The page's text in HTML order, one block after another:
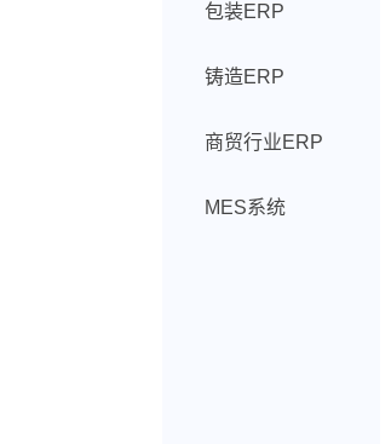
包装ERP
铸造ERP
商贸行业ERP
MES系统